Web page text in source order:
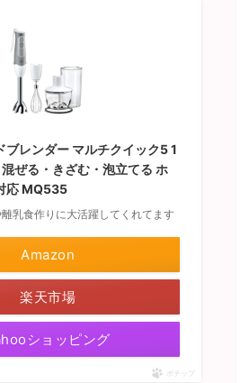
ブレンダー マルチクイック5 1
ぜる・きざむ・泡立てる ホ
応 MQ535
乳食作りに大活躍してくれてます
Amazon
楽天市場
ショッピング
ポチップ